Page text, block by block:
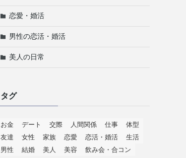
恋愛・婚活
男性の恋活・婚活
美人の日常
タグ
お金 デート 交際 人間関係 仕事
体型
友達
女性 家族 恋愛 恋活・婚活
生活
男性
結婚 美人 美容 飲み会・合コン